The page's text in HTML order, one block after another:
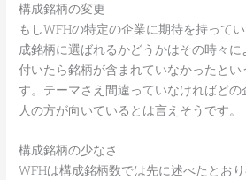
構成銘柄の変更
もしWFHの特定の企業に期待を持って
成銘柄に選ばれるかどうかはその時々
付いたら銘柄が含まれていなかったとい
す。テーマさえ間違っていなければどの
人の方が向いているとは言えそうです。
構成銘柄の少なさ
WFHは構成銘柄数では先に述べたとお